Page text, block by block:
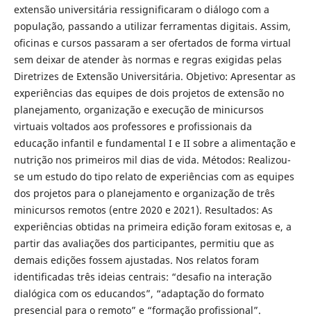
extensão universitária ressignificaram o diálogo com a
população, passando a utilizar ferramentas digitais. Assim,
oficinas e cursos passaram a ser ofertados de forma virtual
sem deixar de atender às normas e regras exigidas pelas
Diretrizes de Extensão Universitária. Objetivo: Apresentar as
experiências das equipes de dois projetos de extensão no
planejamento, organização e execução de minicursos
virtuais voltados aos professores e profissionais da
educação infantil e fundamental I e II sobre a alimentação e
nutrição nos primeiros mil dias de vida. Métodos: Realizou-
se um estudo do tipo relato de experiências com as equipes
dos projetos para o planejamento e organização de três
minicursos remotos (entre 2020 e 2021). Resultados: As
experiências obtidas na primeira edição foram exitosas e, a
partir das avaliações dos participantes, permitiu que as
demais edições fossem ajustadas. Nos relatos foram
identificadas três ideias centrais: “desafio na interação
dialógica com os educandos”, “adaptação do formato
presencial para o remoto” e “formação profissional”.